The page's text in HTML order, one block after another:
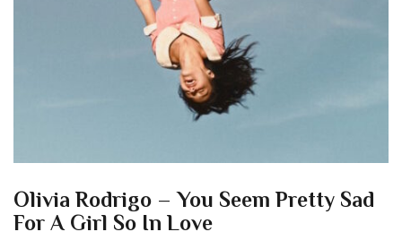
Olivia Rodrigo – You Seem Pretty Sad
For A Girl So In Love